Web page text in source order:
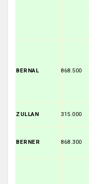
BERNAL 868.500
ZULLAN 315.000
BERNER 868.300